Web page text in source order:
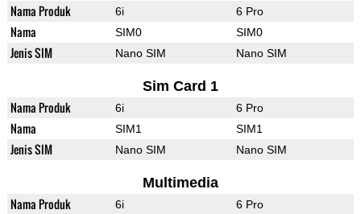
Nama Produk 6i 6 Pro
Nama SIM0 SIM0
Jenis SIM Nano SIM Nano SIM
Sim Card 1
Nama Produk 6i 6 Pro
Nama SIM1 SIM1
Jenis SIM Nano SIM Nano SIM
Multimedia
Nama Produk 6i 6 Pro